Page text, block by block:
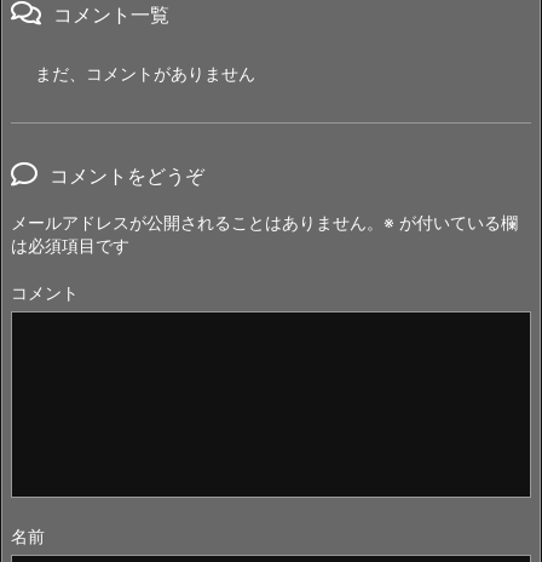
コメント一覧
まだ、コメントがありません
コメントをどうぞ
メールアドレスが公開されることはありません。 ※ が付いている欄
は必須項目です
コメント
名前